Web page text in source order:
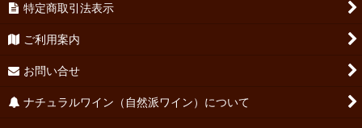
特定商取引法表示
ご利用案内
お問い合せ
ナチュラルワイン（自然派ワイン）について